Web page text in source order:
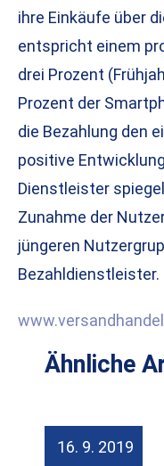
ihre Einkäufe über
entspricht einem
drei Prozent
Prozent der
die Bezahlung den
positive
Dienstleister
Zunahme der
jüngeren
Bezahldienstleister.
Ähnliche
16. 9. 2019